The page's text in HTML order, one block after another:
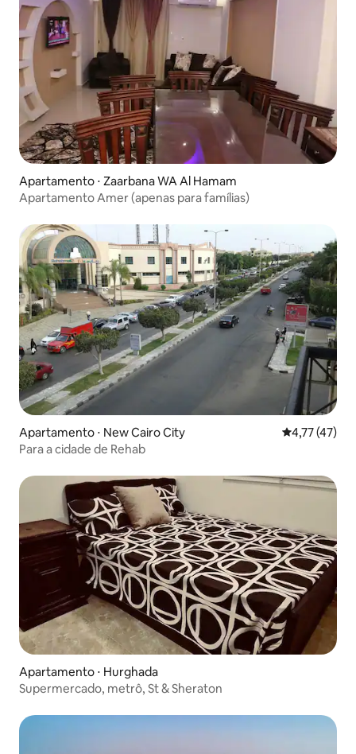
Apartamento ⋅ Zaarbana WA Al Hamam
Apartamento Amer (apenas para famílias)
Apartamento ⋅ New Cairo City 4,77 de uma
4,77 (47)
Para a cidade de Rehab
Apartamento ⋅ Hurghada
Supermercado, metrô, St & Sheraton